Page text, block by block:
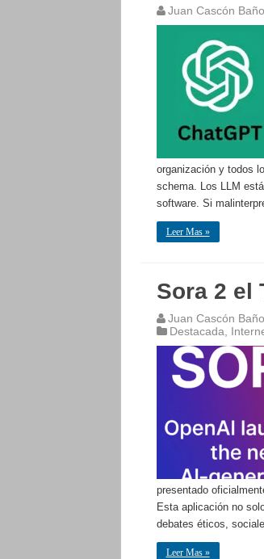
Juan Cascón
organización y todos
schema. Los LLM
software. Si
Leer Mas »
Sora 2 el
Juan Cascón
Destacada
presentado
Esta aplicación no
debates éticos,
Leer Mas »